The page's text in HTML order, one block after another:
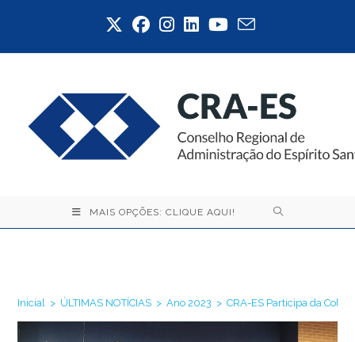
MAIS OPÇÕES: CLIQUE AQUI!
Inicial > ÚLTIMAS NOTÍCIAS > Ano 2023 > CRA-ES Participa da